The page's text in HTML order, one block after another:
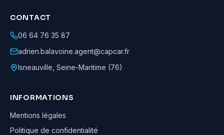
CONTACT
06 64 76 35 87
adrien.balavoine.agent@capcar.fr
Isneauville Seine-Maritime (76)
INFORMATIONS
Mentions légales
Politique de confidentialité